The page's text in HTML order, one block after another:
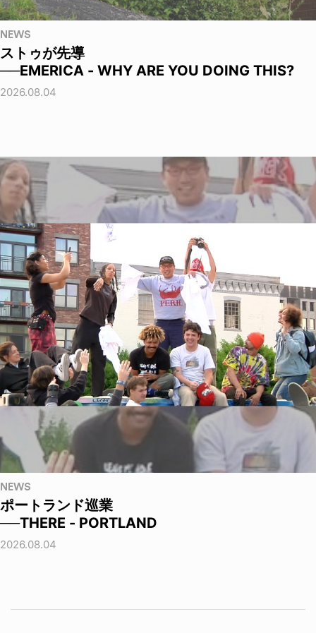
NEWS
ストゥが先導
──EMERICA - WHY ARE YOU DOING THIS?
2026.08.04
NEWS
ポートランド巡業
──THERE - PORTLAND
2026.08.04